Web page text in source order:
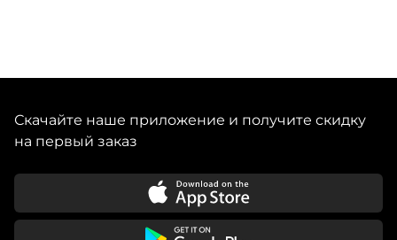
Скачайте наше приложение и получите скидку
на первый заказ